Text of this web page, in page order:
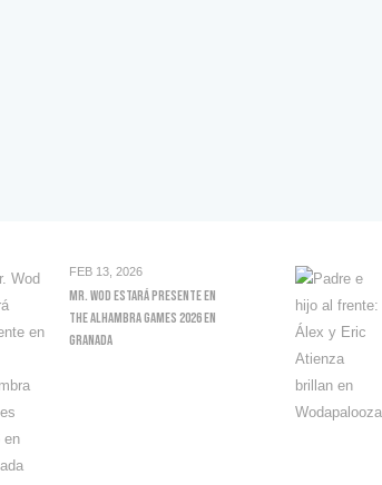
FEB 13, 2026
Mr. Wod Estará Presente En
The Alhambra Games 2026 En
Granada